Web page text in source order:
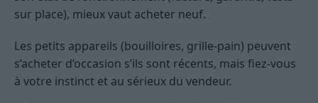
sur place), mieux vaut acheter neuf.
Les petits appareils (bouilloires, grille-pain) peuvent
s’acheter d’occasion s’ils sont récents, mais fiez-vous
à votre instinct et au sérieux du vendeur.